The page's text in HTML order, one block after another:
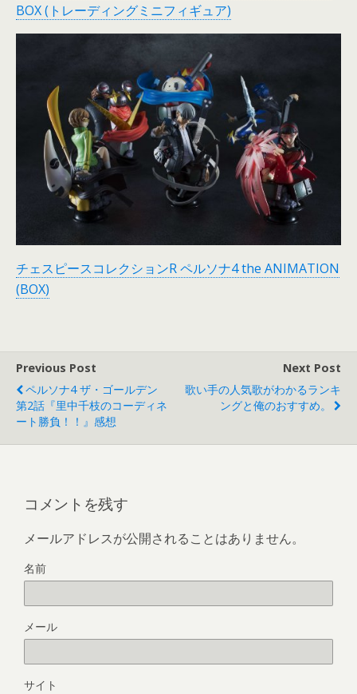
BOX (トレーディングミニフィギュア)
チェスピースコレクションR ペルソナ4 the ANIMATION
(BOX)
Previous Post
ペルソナ4 ザ・ゴールデン
第2話『里中千枝のコーディネ
ート勝負！！』感想
Next Post
歌い手の人気歌がわかるランキ
ングと俺のおすすめ。
コメントを残す
メールアドレスが公開されることはありません。
名前
メール
サイト